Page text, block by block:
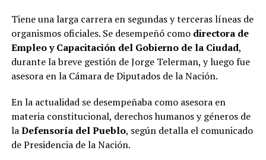
Tiene una larga carrera en segundas y terceras líneas de
organismos oficiales. Se desempeñó como directora de
Empleo y Capacitación del Gobierno de la Ciudad,
durante la breve gestión de Jorge Telerman, y luego fue
asesora en la Cámara de Diputados de la Nación.
En la actualidad se desempeñaba como asesora en
materia constitucional, derechos humanos y géneros de
laDefensoría del Pueblo, según detalla el comunicado
de Presidencia de la Nación.